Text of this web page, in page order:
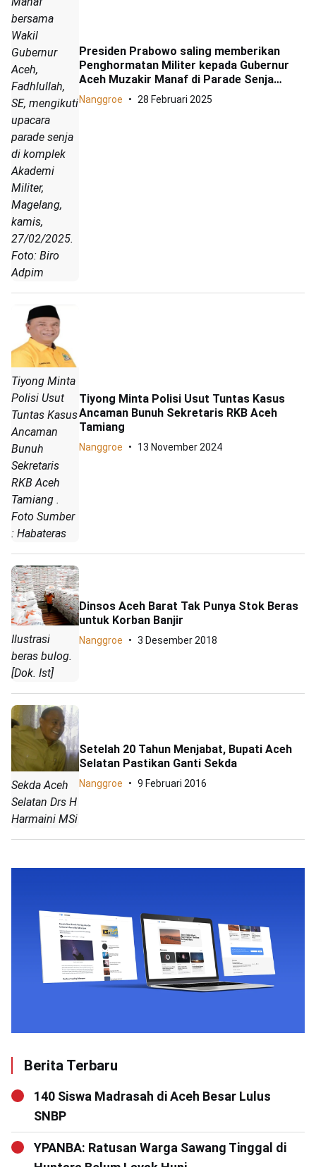
bersama
Wakil
Gubernur
Aceh,
Fadhlullah,
SE, mengikuti
upacara
parade senja
di komplek
Akademi
Militer,
Magelang,
kamis,
27/02/2025.
Foto: Biro
Adpim
Presiden Prabowo saling memberikan
Penghormatan Militer kepada Gubernur
Aceh Muzakir Manaf di Parade Senja
Magelang
Nanggroe 28 Februari 2025
Tiyong Minta
Polisi Usut
Tuntas Kasus
Ancaman
Bunuh
Sekretaris
RKB Aceh
Tamiang .
Foto Sumber
: Habateras
Tiyong Minta Polisi Usut Tuntas Kasus
Ancaman Bunuh Sekretaris RKB Aceh
Tamiang
Nanggroe 13 November 2024
Ilustrasi
beras bulog.
[Dok. Ist]
Dinsos Aceh Barat Tak Punya Stok Beras
untuk Korban Banjir
Nanggroe 3 Desember 2018
Sekda Aceh
Selatan Drs H
Harmaini MSi
Setelah 20 Tahun Menjabat, Bupati Aceh
Selatan Pastikan Ganti Sekda
Nanggroe 9 Februari 2016
Berita Terbaru
140 Siswa Madrasah di Aceh Besar Lulus
SNBP
YPANBA: Ratusan Warga Sawang Tinggal di